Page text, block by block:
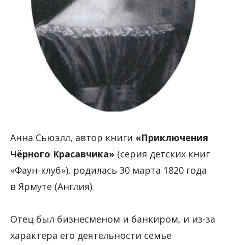
Анна Сьюэлл, автор книги «Приключения
Чёрного Красавчика» (серия детских книг
«Фаун-клуб»), родилась 30 марта 1820 года
в Ярмуте (Англия).
Отец был бизнесменом и банкиром, и из-за
характера его деятельности семье